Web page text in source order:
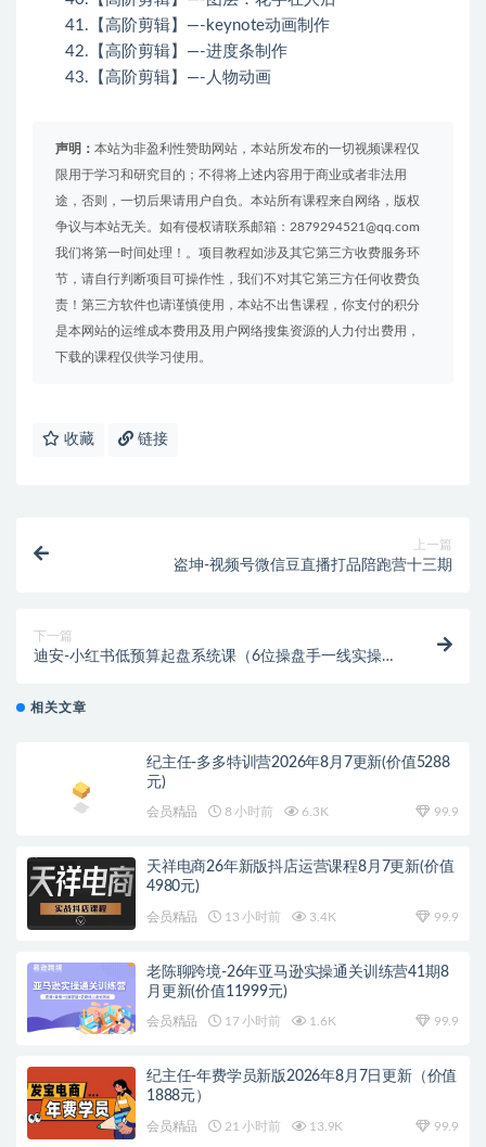
41.【高阶剪辑】—-keynote动画制作
42.【高阶剪辑】—-进度条制作
43.【高阶剪辑】—-人物动画
声明： 本站为非盈利性赞助网站，本站所发布的一切视频课程仅
限用于学习和研究目的；不得将上述内容用于商业或者非法用
途，否则，一切后果请用户自负。本站所有课程来自网络，版权
争议与本站无关。如有侵权请联系邮箱：2879294521@qq.com
我们将第一时间处理！。项目教程如涉及其它第三方收费服务环
节，请自行判断项目可操作性，我们不对其它第三方任何收费负
责！第三方软件也请谨慎使用，本站不出售课程，你支付的积分
是本网站的运维成本费用及用户网络搜集资源的人力付出费用，
下载的课程仅供学习使用。
收藏 链接
上一篇
盗坤-视频号微信豆直播打品陪跑营十三期
下一篇
迪安-小红书低预算起盘系统课（6位操盘手一线实操分
相关文章
纪主任-多多特训营2026年8月7更新(价值5288
元)
会员精品 8 小时前 6.3K 99.9
天祥电商26年新版抖店运营课程8月7更新(价值
4980元)
会员精品 13 小时前 3.4K 99.9
老陈聊跨境-26年亚马逊实操通关训练营41期8
月更新(价值11999元)
会员精品 17 小时前 1.6K 99.9
纪主任-年费学员新版2026年8月7日更新（价值
1888元）
会员精品 21 小时前 13.9K 99.9